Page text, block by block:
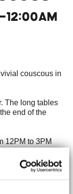
12:00AM
couscous in
The long tables
end of the
12PM to 3PM